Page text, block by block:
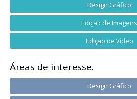
Design Gráfico
Edição de Imagens
Edição de Vídeo
Áreas de interesse:
Design Gráfico